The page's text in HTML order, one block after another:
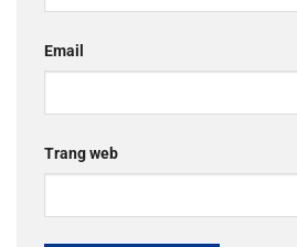
Email
Trang web